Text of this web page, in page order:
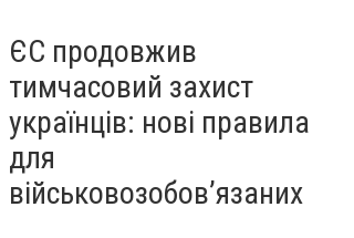
ЄС продовжив
тимчасовий захист
українців: нові правила
для
військовозобов’язаних